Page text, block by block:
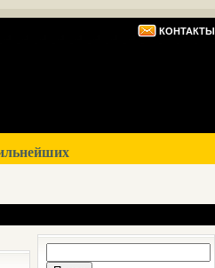
КОНТАКТЫ